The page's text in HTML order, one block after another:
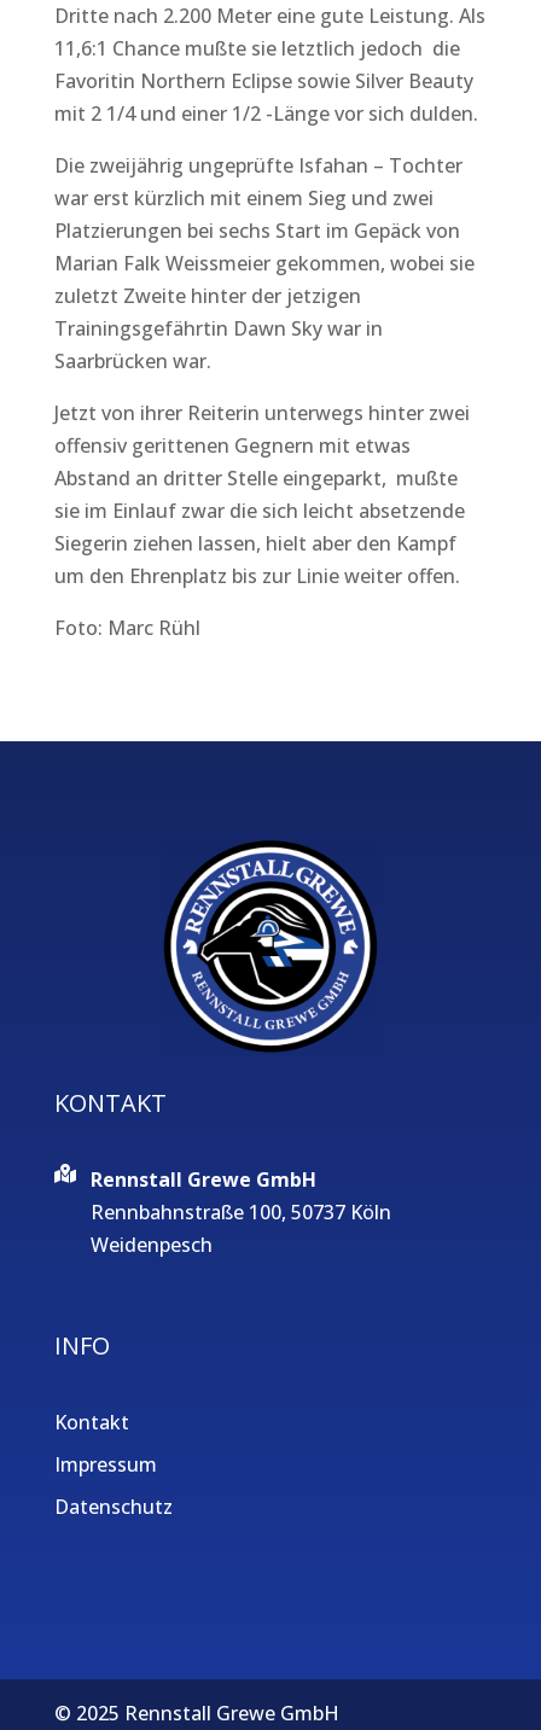
Dritte nach 2.200 Meter eine gute Leistung. Als
11,6:1 Chance mußte sie letztlich jedoch die
Favoritin Northern Eclipse sowie Silver Beauty
mit 2 1/4 und einer 1/2 -Länge vor sich dulden.
Die zweijährig ungeprüfte Isfahan – Tochter
war erst kürzlich mit einem Sieg und zwei
Platzierungen bei sechs Start im Gepäck von
Marian Falk Weissmeier gekommen, wobei sie
zuletzt Zweite hinter der jetzigen
Trainingsgefährtin Dawn Sky war in
Saarbrücken war.
Jetzt von ihrer Reiterin unterwegs hinter zwei
offensiv gerittenen Gegnern mit etwas
Abstand an dritter Stelle eingeparkt, mußte
sie im Einlauf zwar die sich leicht absetzende
Siegerin ziehen lassen, hielt aber den Kampf
um den Ehrenplatz bis zur Linie weiter offen.
Foto: Marc Rühl
KONTAKT
Rennstall Grewe GmbH
Rennbahnstraße 100, 50737 Köln
Weidenpesch
INFO
Kontakt
Impressum
Datenschutz
© 2025 Rennstall Grewe GmbH